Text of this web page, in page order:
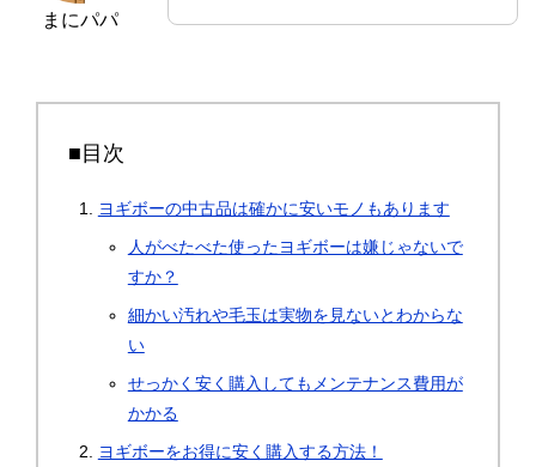
まにパパ
■目次
ヨギボーの中古品は確かに安いモノもあります
人がべたべた使ったヨギボーは嫌じゃないで
すか？
細かい汚れや毛玉は実物を見ないとわからな
い
せっかく安く購入してもメンテナンス費用が
かかる
ヨギボーをお得に安く購入する方法！